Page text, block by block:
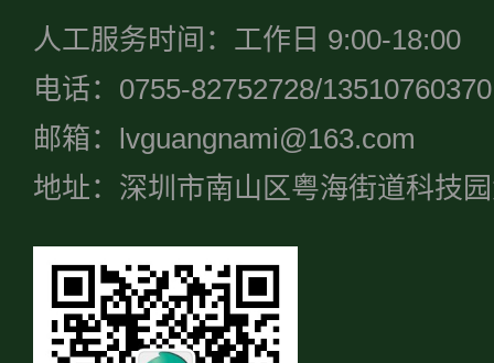
人工服务时间：工作日 9:00-18:00
电话：0755-82752728/13510760370
邮箱：lvguangnami@163.com
地址：深圳市南山区粤海街道科技